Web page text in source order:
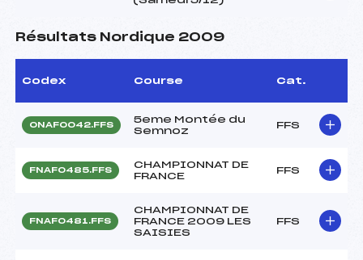
Résultats Nordique 2009
Codex Course Cat.
ONAF0042.FFS
5eme Montée du
Semnoz
FFS
FNAF0485.FFS
CHAMPIONNAT DE
FRANCE
FFS
FNAF0481.FFS
CHAMPIONNAT DE
FRANCE 2009 LES
SAISIES
FFS